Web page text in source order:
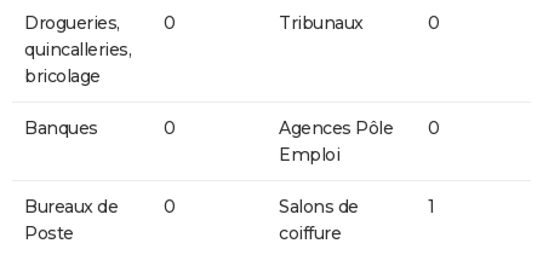
Drogueries,
quincalleries,
bricolage
0 Tribunaux 0
Banques 0
Agences Pôle
Emploi
0
Bureaux de
Poste
0
Salons de
coiffure
1